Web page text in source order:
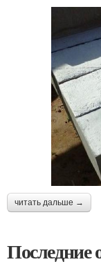
читать дальше →
Последние